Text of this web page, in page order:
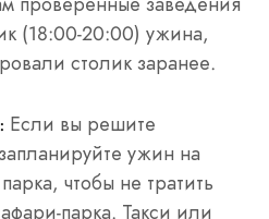
(18:00-20:00) ужина,
столик заранее.
Если вы решите
ужин на
чтобы не тратить
парка. Такси или